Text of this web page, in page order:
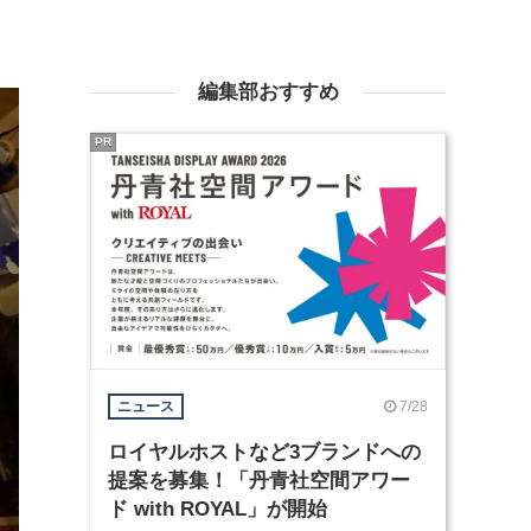
編集部おすすめ
ニュース 7/28
ロイヤルホストなど3ブランドへの
提案を募集！「丹青社空間アワー
ド with ROYAL」が開始
PR